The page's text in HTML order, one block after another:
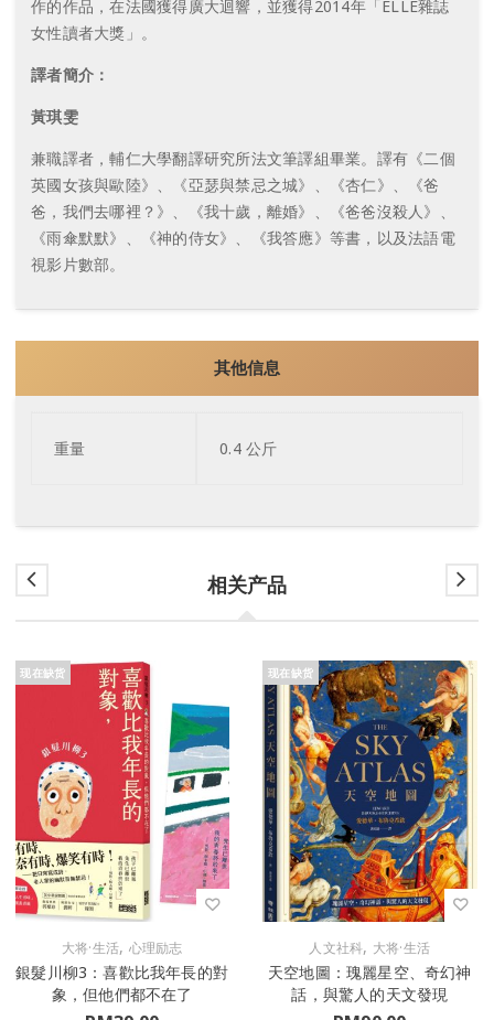
作的作品，在法國獲得廣大迴響，並獲得2014年「ELLE雜誌
女性讀者大獎」。
譯者簡介：
黃琪雯
兼職譯者，輔仁大學翻譯研究所法文筆譯組畢業。譯有《二個
英國女孩與歐陸》、《亞瑟與禁忌之城》、《杏仁》、《爸
爸，我們去哪裡？》、《我十歲，離婚》、《爸爸沒殺人》、
《雨傘默默》、《神的侍女》、《我答應》等書，以及法語電
視影片數部。
其他信息
重量 0.4 公斤
相关产品
现在缺货
大将·生活, 心理励志
銀髮川柳3：喜歡比我年長的對
象，但他們都不在了
现在缺货
人文社科, 大将·生活
天空地圖：瑰麗星空、奇幻神
話，與驚人的天文發現